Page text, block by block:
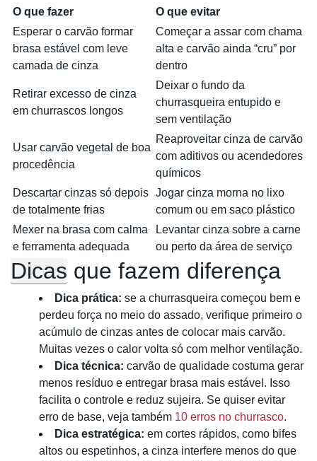
O que fazer
O que evitar
Esperar o carvão formar
brasa estável com leve
camada de cinza
Começar a assar com chama
alta e carvão ainda “cru” por
dentro
Retirar excesso de cinza
em churrascos longos
Deixar o fundo da
churrasqueira entupido e
sem ventilação
Usar carvão vegetal de boa
procedência
Reaproveitar cinza de carvão
com aditivos ou acendedores
químicos
Descartar cinzas só depois
de totalmente frias
Jogar cinza morna no lixo
comum ou em saco plástico
Mexer na brasa com calma
e ferramenta adequada
Levantar cinza sobre a carne
ou perto da área de serviço
Dicas que fazem diferença
Dica prática: se a churrasqueira começou bem e
perdeu força no meio do assado, verifique primeiro o
acúmulo de cinzas antes de colocar mais carvão.
Muitas vezes o calor volta só com melhor ventilação.
Dica técnica: carvão de qualidade costuma gerar
menos resíduo e entregar brasa mais estável. Isso
facilita o controle e reduz sujeira. Se quiser evitar
erro de base, veja também 10 erros no churrasco.
Dica estratégica: em cortes rápidos, como bifes
altos ou espetinhos, a cinza interfere menos do que